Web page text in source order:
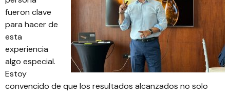
fueron clave
para hacer de
esta
experiencia
algo especial.
Estoy
convencido de que los resultados alcanzados no solo